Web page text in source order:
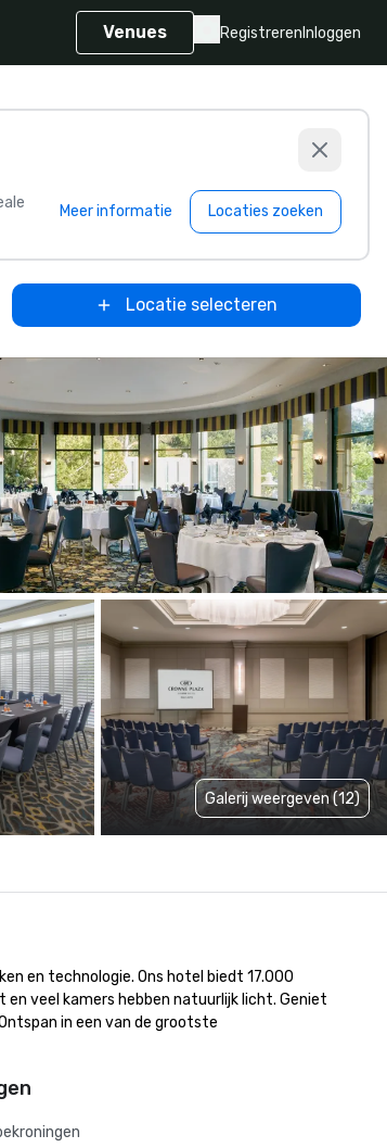
Venues Registreren Inloggen
Meer informatie Locaties zoeken
Locatie selecteren
Galerij weergeven (12)
en technologie. Ons hotel biedt 17.000
veel kamers hebben natuurlijk licht. Geniet
in een van de grootste